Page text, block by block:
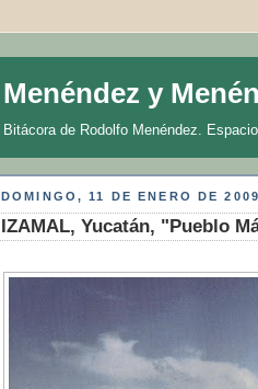
Menéndez y
Bitácora de Rodolfo Menéndez.
DOMINGO, 11 DE ENERO DE 2009
IZAMAL, Yucatán, "Pueblo